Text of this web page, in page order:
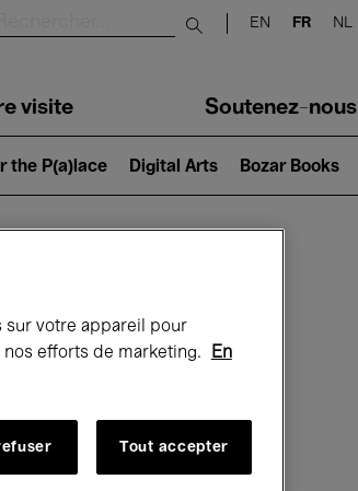
Submit search
EN FR NL
visite Soutenez-nous
the P(a)lace Digital Arts Bozar Books
sur votre appareil pour
efforts de marketing.
En
Tout accepter